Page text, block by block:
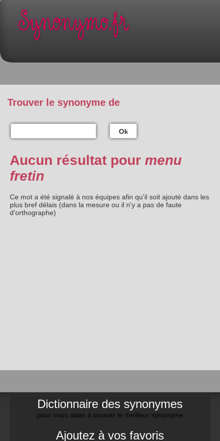
Trouver le synonyme de
Ok
Aucun résultat pour menu
fretin
Ce mot a été signalé à nos équipes afin qu'il soit ajouté dans les
plus bref délais (dans la mesure ou il n'y a pas de faute
d'orthographe)
Dictionnaire des synonymes
pour vous aider à trouver le meilleur synonyme
Ajoutez à vos favoris